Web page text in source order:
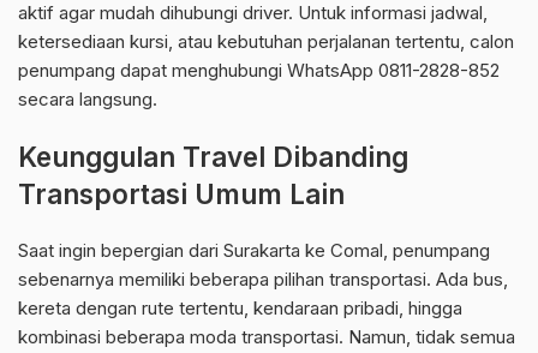
aktif agar mudah dihubungi driver. Untuk informasi jadwal,
ketersediaan kursi, atau kebutuhan perjalanan tertentu, calon
penumpang dapat menghubungi WhatsApp 0811-2828-852
secara langsung.
Keunggulan Travel Dibanding
Transportasi Umum Lain
Saat ingin bepergian dari Surakarta ke Comal, penumpang
sebenarnya memiliki beberapa pilihan transportasi. Ada bus,
kereta dengan rute tertentu, kendaraan pribadi, hingga
kombinasi beberapa moda transportasi. Namun, tidak semua